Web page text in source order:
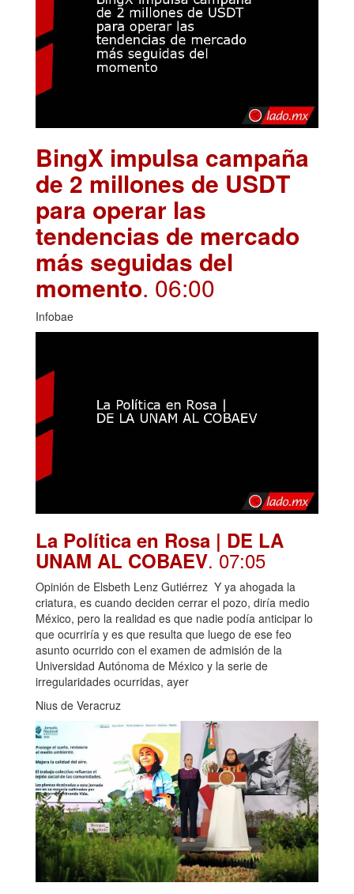
BingX impulsa campaña
de 2 millones de USDT
para operar las
tendencias de mercado
más seguidas del
momento. 06:00
Infobae
La Política en Rosa | DE LA
UNAM AL COBAEV. 07:05
Opinión de Elsbeth Lenz Gutiérrez Y ya ahogada la
criatura, es cuando deciden cerrar el pozo, diría medio
México, pero la realidad es que nadie podía anticipar lo
que ocurriría y es que resulta que luego de ese feo
asunto ocurrido con el examen de admisión de la
Universidad Autónoma de México y la serie de
irregularidades ocurridas, ayer
Nius de Veracruz